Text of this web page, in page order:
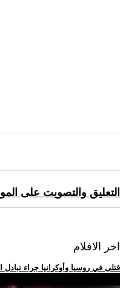
التعليق والتصويت على
اخر الافلام
.. قتلى في روسيا وأوكرانيا جراء تبادل